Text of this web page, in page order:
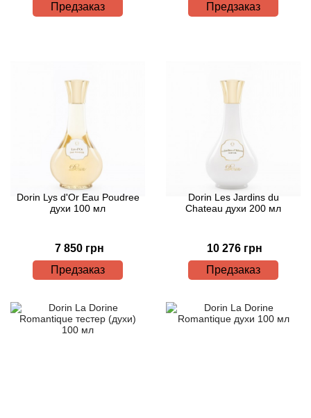
Предзаказ
Предзаказ
Dorin Lys d'Or Eau Poudree
духи 100 мл
7 850 грн
Предзаказ
Dorin Les Jardins du
Chateau духи 200 мл
10 276 грн
Предзаказ
Baldessarini
Balenciaga
Balmain
Banana Republic
Baruti